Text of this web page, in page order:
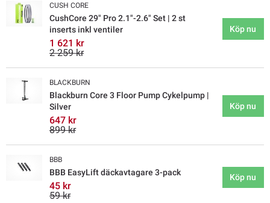
CUSH CORE
CushCore 29" Pro 2.1"-2.6" Set | 2 st
inserts inkl ventiler
1 621 kr
2 259 kr
Köp nu
BLACKBURN
Blackburn Core 3 Floor Pump Cykelpump |
Silver
647 kr
899 kr
Köp nu
BBB
BBB EasyLift däckavtagare 3-pack
45 kr
59 kr
Köp nu